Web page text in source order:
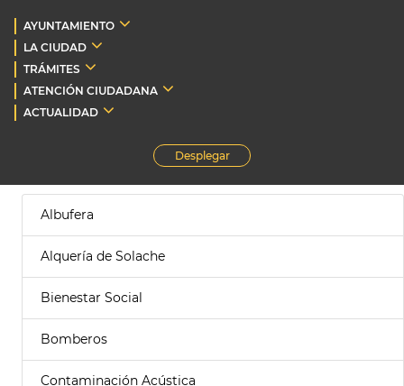
AYUNTAMIENTO
LA CIUDAD
TRÁMITES
ATENCIÓN CIUDADANA
ACTUALIDAD
Desplegar
Albufera
Alquería de Solache
Bienestar Social
Bomberos
Contaminación Acústica